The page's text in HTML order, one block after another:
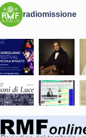
radiomissione